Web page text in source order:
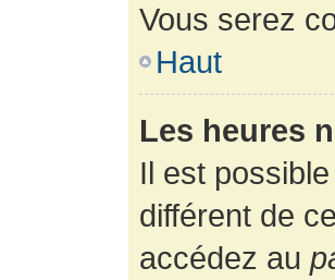
Vous serez
Haut
Les heures
Il est
différent de
accédez au